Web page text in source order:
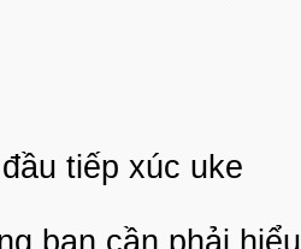
tiếp xúc uke
bạn cần phải